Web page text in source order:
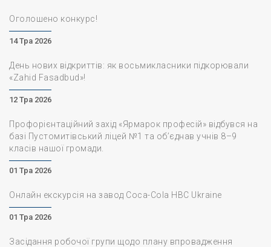
Оголошено конкурс!
14 Тра 2026
День нових відкриттів: як восьмикласники підкорювали
«Zahid Fasadbud»!
12 Тра 2026
Профорієнтаційний захід «Ярмарок професій» відбувся на
базі Пустомитівський ліцей №1 та об’єднав учнів 8–9
класів нашої громади.
01 Тра 2026
Онлайн екскурсія на завод Coca-Cola HBC Ukraine
01 Тра 2026
Засідання робочої групи щодо плану впровадження